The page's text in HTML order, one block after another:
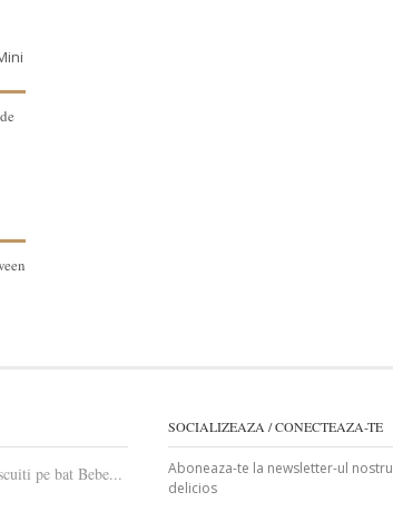
pe bat Bebe...
SOCIALIZEAZA / CONECTEAZA-TE
Aboneaza-te la newsletter-ul nostru
delicios